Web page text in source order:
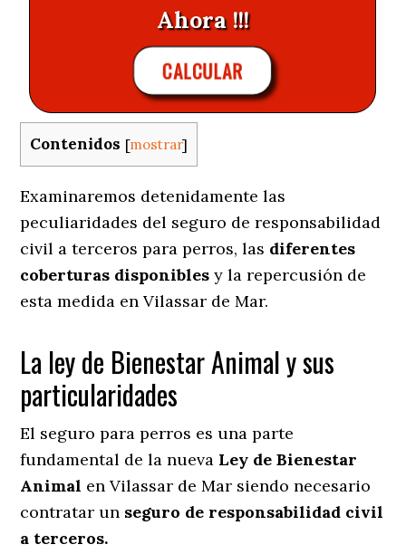
Ahora !!!
CALCULAR
Contenidos [mostrar]
Examinaremos detenidamente las
peculiaridades del seguro de responsabilidad
civil a terceros para perros, las diferentes
coberturas disponibles y la repercusión de
esta medida en Vilassar de Mar.
La ley de Bienestar Animal y sus
particularidades
El seguro para perros es una parte
fundamental de la nueva Ley de Bienestar
Animal en Vilassar de Mar siendo necesario
contratar un seguro de responsabilidad civil
a terceros.